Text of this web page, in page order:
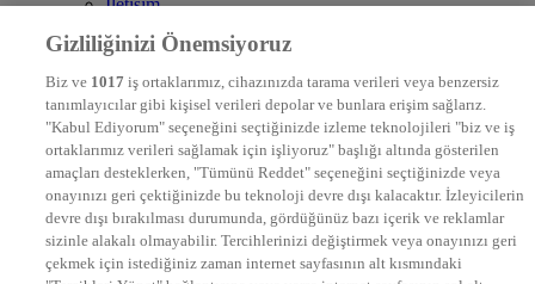
DYG Televizyonlar
STAR
EURO STAR
KRAL POP TV
DYG Radyolar
NTV RADYO
KRAL FM
KRAL POP
EKSEN
VOYAGE
Gizliliğinizi Önemsiyoruz
Biz ve 1017 iş ortaklarımız, cihazınızda tarama verileri veya benzersiz
tanımlayıcılar gibi kişisel verileri depolar ve bunlara erişim sağlarız.
"Kabul Ediyorum" seçeneğini seçtiğinizde izleme teknolojileri "biz ve iş
ortaklarımız verileri sağlamak için işliyoruz" başlığı altında gösterilen
amaçları desteklerken, "Tümünü Reddet" seçeneğini seçtiğinizde veya
onayınızı geri çektiğinizde bu teknoloji devre dışı kalacaktır. İzleyicilerin
devre dışı bırakılması durumunda, gördüğünüz bazı içerik ve reklamlar
sizinle alakalı olmayabilir. Tercihlerinizi değiştirmek veya onayınızı geri
çekmek için istediğiniz zaman internet sayfasının alt kısmındaki